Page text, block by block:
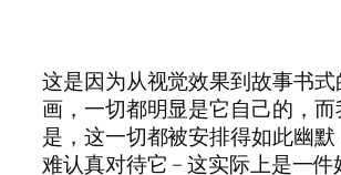
这是因为从视觉效果到故事书式
画，一切都明显是它自己的，
是，这一切都被安排得如此幽
难认真对待它 – 这实际上是一件